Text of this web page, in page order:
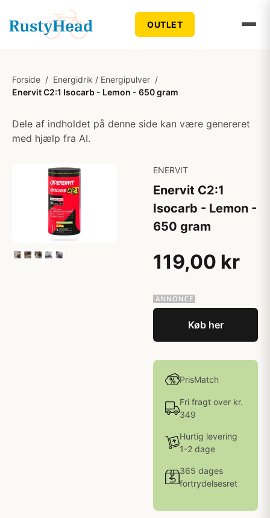
OUTLET
Forside / Energidrik / Energipulver /
Enervit C2:1 Isocarb - Lemon - 650 gram
Dele af indholdet på denne side kan være genereret
med hjælp fra AI.
ENERVIT
Enervit C2:1
Isocarb - Lemon -
650 gram
119,00 kr
Køb her
PrisMatch
Fri fragt over kr.
349
Hurtig levering
1-2 dage
365 dages
fortrydelsesret